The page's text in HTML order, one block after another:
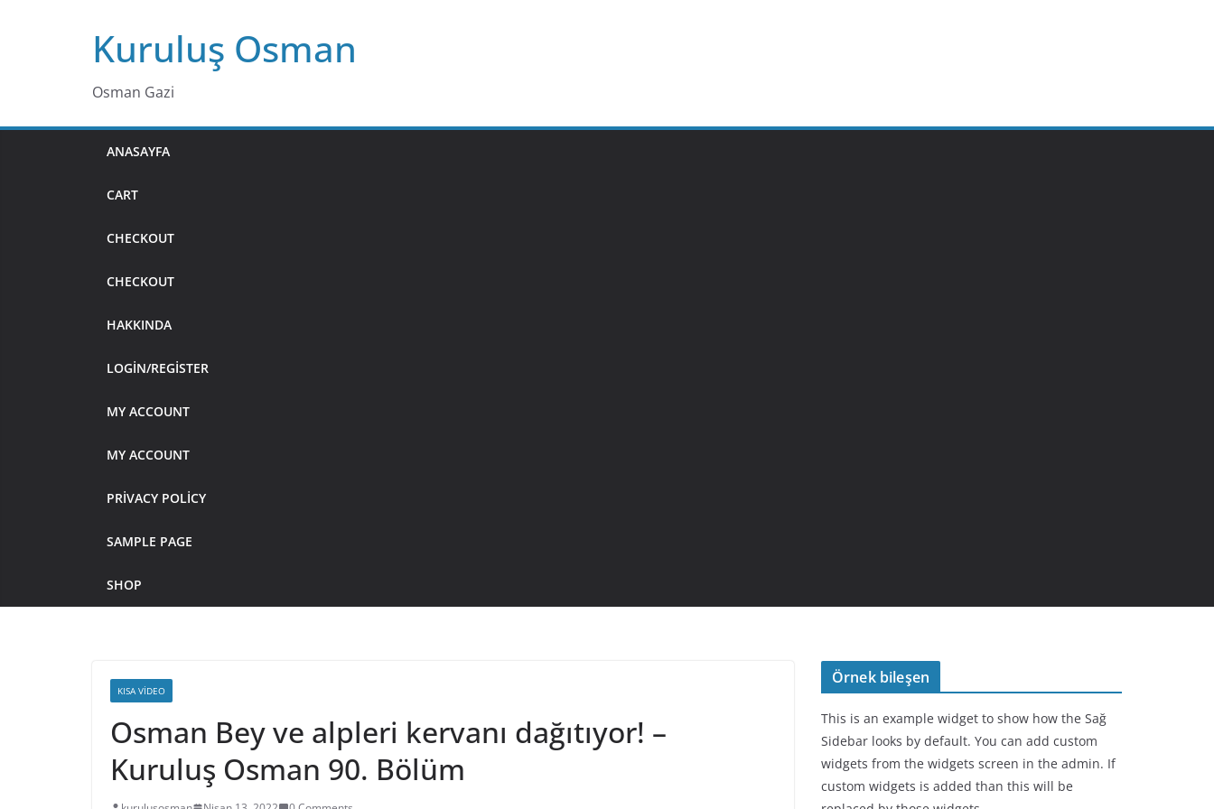
Kuruluş Osman
Osman Gazi
ANASAYFA
CART
CHECKOUT
CHECKOUT
HAKKINDA
LOGIN/REGISTER
MY ACCOUNT
MY ACCOUNT
PRIVACY POLICY
SAMPLE PAGE
SHOP
KISA VIDEO
Osman Bey ve alpleri kervanı dağıtıyor! –
Kuruluş Osman 90. Bölüm
Örnek bileşen
This is an example widget to show how the Sağ
Sidebar looks by default. You can add custom
widgets from the widgets screen in the admin. If
custom widgets is added than this will be